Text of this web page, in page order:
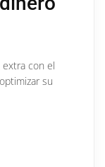
extra con el
su